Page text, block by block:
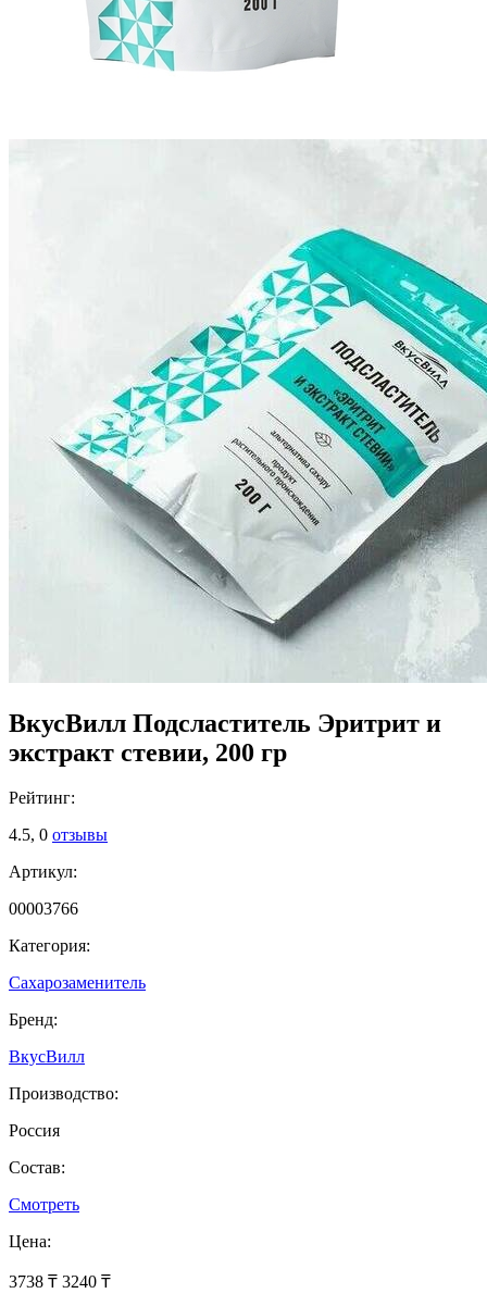
ВкусВилл Подсластитель Эритрит и
экстракт стевии, 200 гр
Рейтинг:
4.5, 0 отзывы
Артикул:
00003766
Категория:
Сахарозаменитель
Бренд:
ВкусВилл
Производство:
Россия
Состав:
Смотреть
Цена:
3738 ₸ 3240 ₸